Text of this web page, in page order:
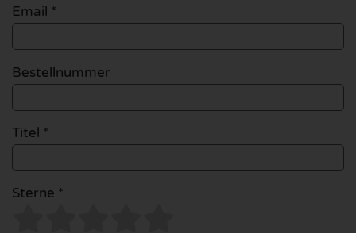
Email *
Bestellnummer
Titel *
Sterne *